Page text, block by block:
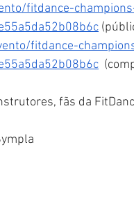
fitdance-
fitdance-
fãs da